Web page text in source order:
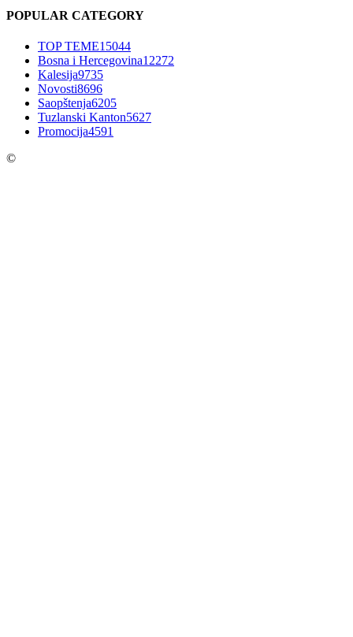
POPULAR CATEGORY
TOP TEME15044
Bosna i Hercegovina12272
Kalesija9735
Novosti8696
Saopštenja6205
Tuzlanski Kanton5627
Promocija4591
©